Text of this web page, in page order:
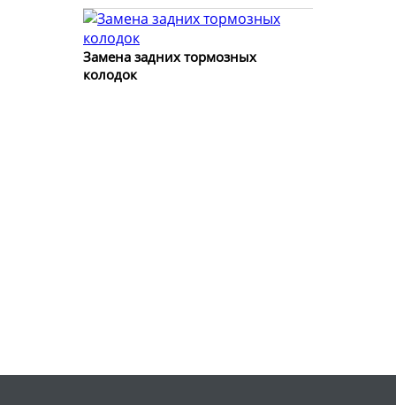
Замена задних тормозных
колодок